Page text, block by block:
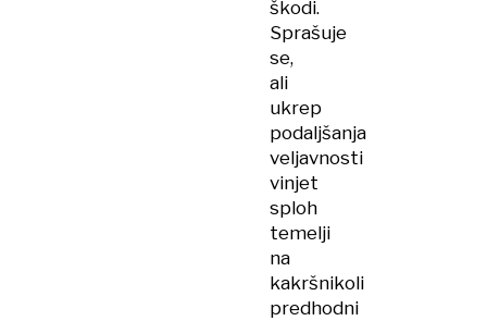
škodi.
Sprašuje
se,
ali
ukrep
podaljšanja
veljavnosti
vinjet
sploh
temelji
na
kakršnikoli
predhodni